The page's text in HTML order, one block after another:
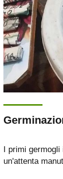
I primi germogli
un'attenta